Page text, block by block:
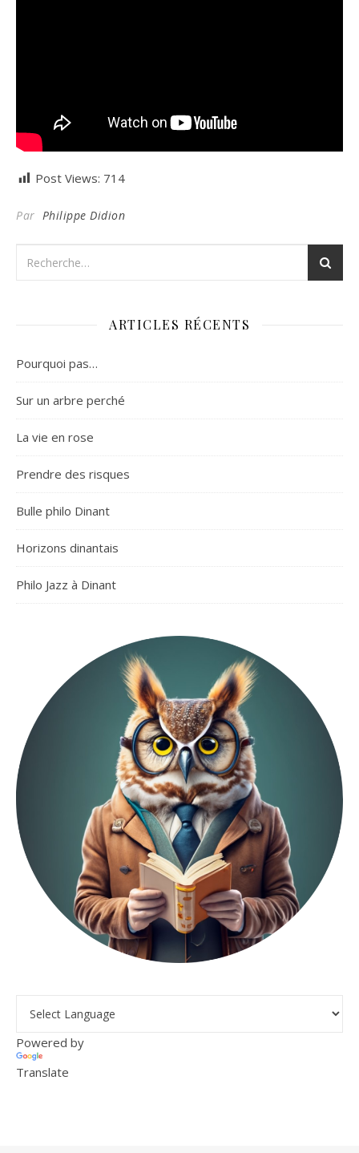
Post Views: 714
Par Philippe Didion
ARTICLES RÉCENTS
Pourquoi pas…
Sur un arbre perché
La vie en rose
Prendre des risques
Bulle philo Dinant
Horizons dinantais
Philo Jazz à Dinant
Powered by
Translate